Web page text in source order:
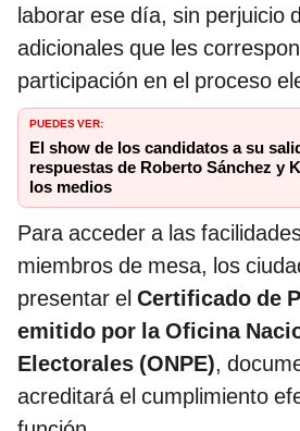
laborar ese día, sin perjuicio
adicionales que les
participación en el proceso
PUEDES VER:
El show de los candidatos a su
respuestas de Roberto Sánchez y
los medios
Para acceder a las
miembros de mesa, los
presentar el Certificado de
emitido por la Oficina
Electorales (ONPE),
acreditará el cumplimiento